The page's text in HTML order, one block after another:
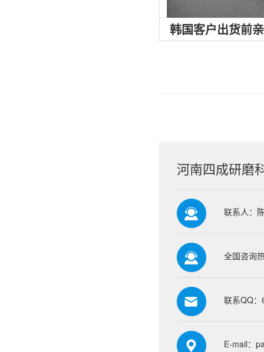
韩国客户出货前
河南四成研磨
联系人：
全国咨询
联系QQ
E-mail：